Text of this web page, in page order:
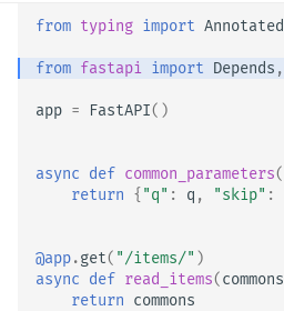
from typing import Annotated
from fastapi import Depends ,
app = FastAPI()
async def common_parameters(
return { "q" : q , "skip" :
@app.get( "/items/" )
async def read_items(commons
return commons